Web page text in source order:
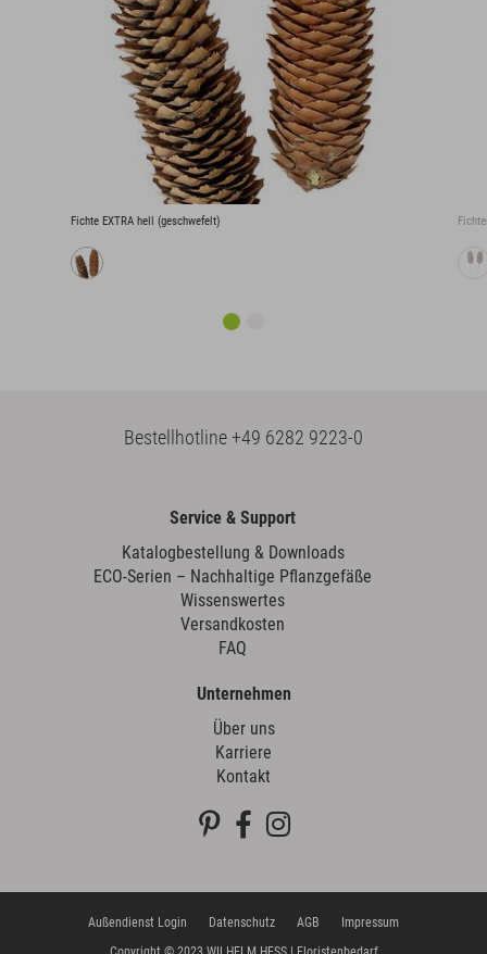
Fichte EXTRA hell (geschwefelt)
Bestellhotline+49 6282 9223-0
Service & Support
Katalogbestellung & Downloads
ECO-Serien – Nachhaltige Pflanzgefäße
Wissenswertes
Versandkosten
FAQ
Unternehmen
Über uns
Karriere
Kontakt
Außendienst Login Datenschutz AGB
Impressum